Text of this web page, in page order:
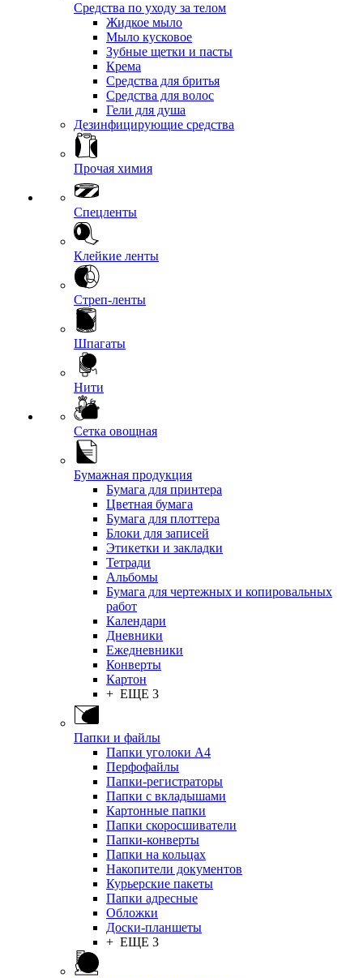
Средства по уходу за телом
Жидкое мыло
Мыло кусковое
Зубные щетки и пасты
Крема
Средства для бритья
Средства для волос
Гели для душа
Дезинфицирующие средства
Прочая химия
Спецленты
Клейкие ленты
Стреп-ленты
Шпагаты
Нити
Сетка овощная
Бумажная продукция
Бумага для принтера
Цветная бумага
Бумага для плоттера
Блоки для записей
Этикетки и закладки
Тетради
Альбомы
Бумага для чертежных и копировальных
работ
Календари
Дневники
Ежедневники
Конверты
Картон
+ ЕЩЕ 3
Папки и файлы
Папки уголоки А4
Перфофайлы
Папки-регистраторы
Папки с вкладышами
Картонные папки
Папки скоросшиватели
Папки-конверты
Папки на кольцах
Накопители документов
Курьерские пакеты
Папки адресные
Обложки
Доски-планшеты
+ ЕЩЕ 3